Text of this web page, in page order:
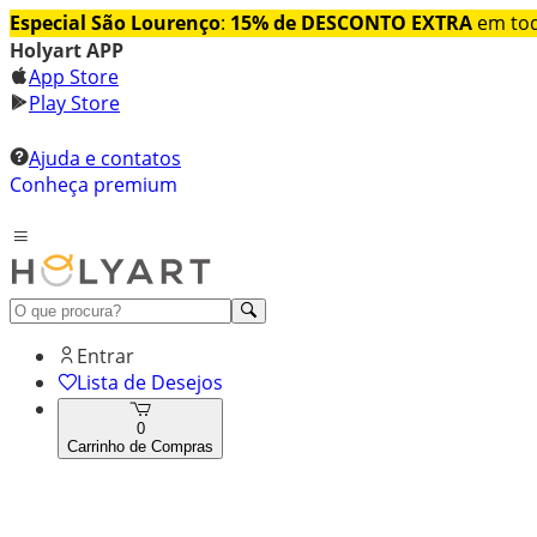
Especial São Lourenço: 15% de DESCONTO EXTRA em
Holyart APP
App Store
Play Store
Ajuda e contatos
Conheça premium
Entrar
Lista de Desejos
0
Carrinho de Compras